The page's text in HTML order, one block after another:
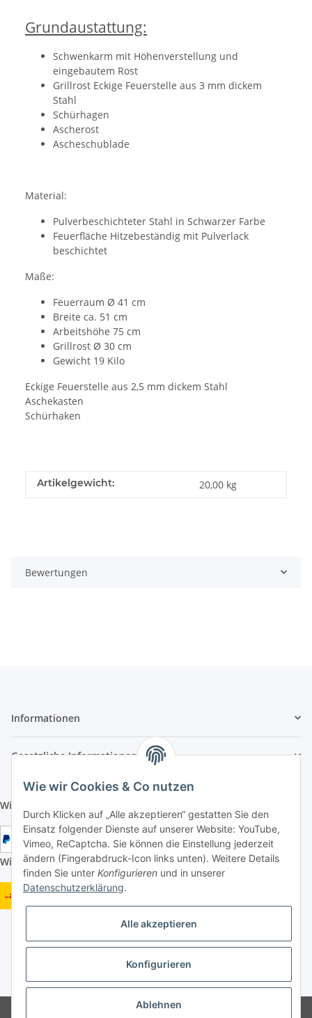
Grundaustattung:
Schwenkarm mit Höhenverstellung und
eingebautem Rost
Grillrost Eckige Feuerstelle aus 3 mm dickem
Stahl
Schürhagen
Ascherost
Ascheschublade
Material:
Pulverbeschichteter Stahl in Schwarzer Farbe
Feuerfläche Hitzebeständig mit Pulverlack
beschichtet
Maße:
Feuerraum Ø 41 cm
Breite ca. 51 cm
Arbeitshöhe 75 cm
Grillrost Ø 30 cm
Gewicht 19 Kilo
Eckige Feuerstelle aus 2,5 mm dickem Stahl
Aschekasten
Schürhaken
Artikelgewicht: 20,00 kg
Bewertungen
Informationen
Gesetzliche Informationen
Wir aktzeptieren folgende Zahlungsarten:
Wir versenden mit folgenden Versandarten:
* Alle Preise inkl. gesetzlicher USt., zzgl.
Wie wir Cookies & Co nutzen
Durch Klicken auf „Alle akzeptieren“ gestatten Sie den
Einsatz folgender Dienste auf unserer Website: YouTube,
Vimeo, ReCaptcha. Sie können die Einstellung jederzeit
ändern (Fingerabdruck-Icon links unten). Weitere Details
finden Sie unter Konfigurieren und in unserer
Datenschutzerklärung.
Alle akzeptieren
Konfigurieren
Ablehnen